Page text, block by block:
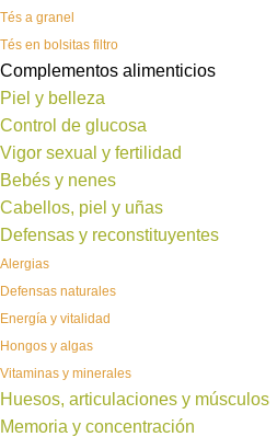
Tés a granel
Tés en bolsitas filtro
Complementos alimenticios
Piel y belleza
Control de glucosa
Vigor sexual y fertilidad
Bebés y nenes
Cabellos, piel y uñas
Defensas y reconstituyentes
Alergias
Defensas naturales
Energía y vitalidad
Hongos y algas
Vitaminas y minerales
Huesos, articulaciones y músculos
Memoria y concentración